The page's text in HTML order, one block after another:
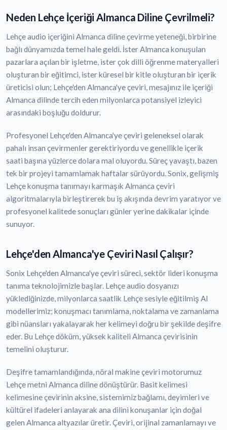
Neden Lehçe İçeriği Almanca Diline Çevrilmeli?
Lehçe audio içeriğini Almanca diline çevirme yeteneği, birbirine
bağlı dünyamızda temel hale geldi. İster Almanca konuşulan
pazarlara açılan bir işletme, ister çok dilli öğrenme materyalleri
oluşturan bir eğitimci, ister küresel bir kitle oluşturan bir içerik
üreticisi olun; Lehçe'den Almanca'ye çeviri, mesajınız ile içeriği
Almanca dilinde tercih eden milyonlarca potansiyel izleyici
arasındaki boşluğu doldurur.
Profesyonel Lehçe'den Almanca'ye çeviri geleneksel olarak
pahalı insan çevirmenler gerektiriyordu ve genellikle içerik
saati başına yüzlerce dolara mal oluyordu. Süreç yavaştı, bazen
tek bir projeyi tamamlamak haftalar sürüyordu. Sonix, gelişmiş
Lehçe konuşma tanımayı karmaşık Almanca çeviri
algoritmalarıyla birleştirerek bu iş akışında devrim yaratıyor ve
profesyonel kalitede sonuçları günler yerine dakikalar içinde
sunuyor.
Lehçe'den Almanca'ye Çeviri Nasıl Çalışır?
Sonix Lehçe'den Almanca'ye çeviri süreci, sektör lideri konuşma
tanıma teknolojimizle başlar. Lehçe audio dosyanızı
yüklediğinizde, milyonlarca saatlik Lehçe sesiyle eğitilmiş AI
modellerimiz; konuşmacı tanımlama, noktalama ve zamanlama
gibi nüansları yakalayarak her kelimeyi doğru bir şekilde deşifre
eder. Bu Lehçe döküm, yüksek kaliteli Almanca çevirisinin
temelini oluşturur.
Deşifre tamamlandığında, nöral makine çeviri motorumuz
Lehçe metni Almanca diline dönüştürür. Basit kelimesi
kelimesine çevirinin aksine, sistemimiz bağlamı, deyimleri ve
kültürel ifadeleri anlayarak ana dilini konuşanlar için doğal
gelen Almanca altyazılar üretir. Çeviri, orijinal zamanlamayı ve